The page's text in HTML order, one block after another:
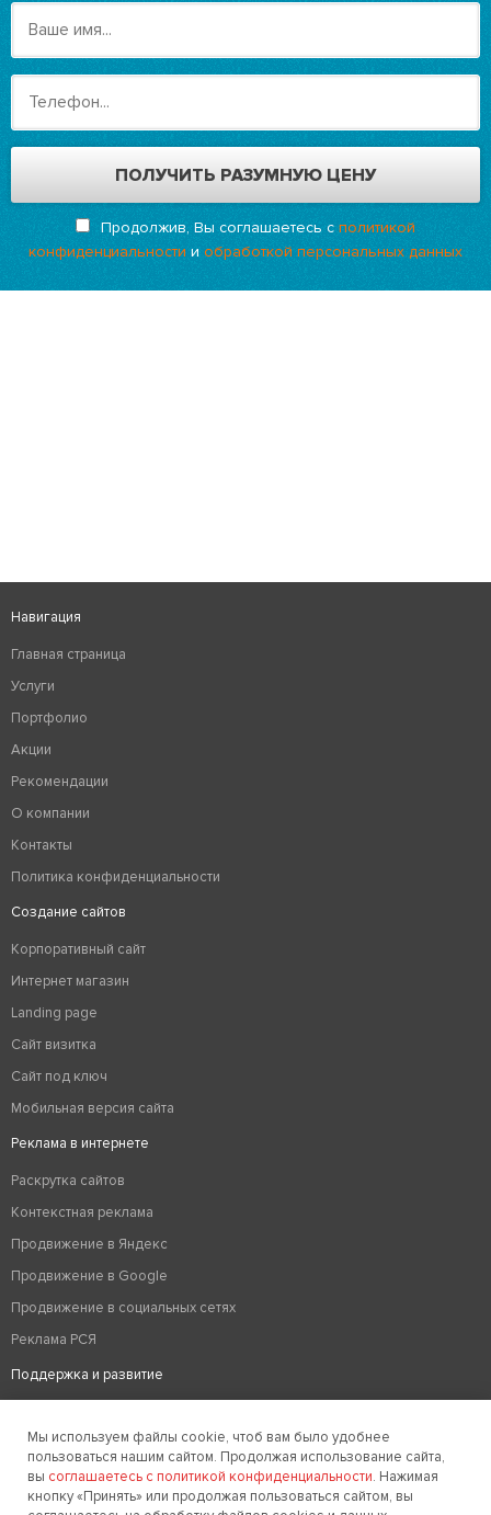
Продолжив, Вы соглашаетесь с политикой
конфиденциальности и обработкой персональных данных
Навигация
Главная страница
Услуги
Портфолио
Акции
Рекомендации
О компании
Контакты
Политика конфиденциальности
Создание сайтов
Корпоративный сайт
Интернет магазин
Landing page
Сайт визитка
Сайт под ключ
Мобильная версия сайта
Реклама в интернете
Раскрутка сайтов
Контекстная реклама
Продвижение в Яндекс
Продвижение в Google
Продвижение в социальных сетях
Реклама РСЯ
Поддержка и развитие
Вывод из бана
Техподдержка сайтов
Редизайн сайтов
Мы используем файлы cookie, чтоб вам было удобнее
пользоваться нашим сайтом. Продолжая использование сайта,
вы соглашаетесь с политикой конфиденциальности. Нажимая
кнопку «Принять» или продолжая пользоваться сайтом, вы